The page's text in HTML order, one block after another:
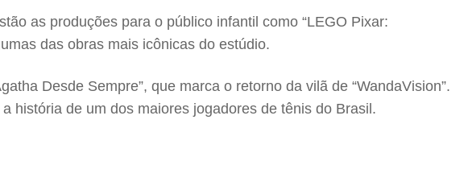
as produções para o público infantil como “LEGO Pixar:
das obras mais icônicas do estúdio.
Desde Sempre”, que marca o retorno da vilã de “WandaVision”.
história de um dos maiores jogadores de tênis do Brasil.